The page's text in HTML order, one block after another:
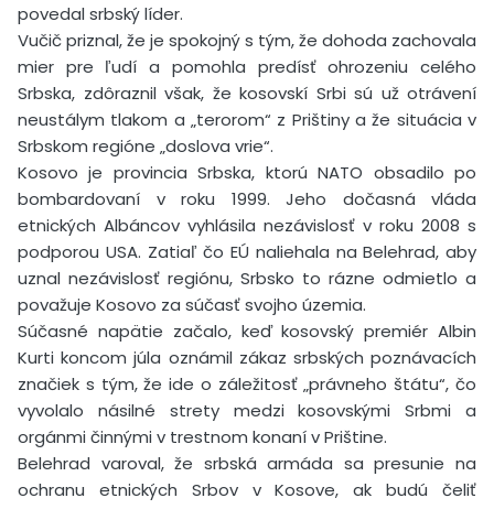
povedal srbský líder.
Vučič priznal, že je spokojný s tým, že dohoda zachovala
mier pre ľudí a pomohla predísť ohrozeniu celého
Srbska, zdôraznil však, že kosovskí Srbi sú už otrávení
neustálym tlakom a „terorom“ z Prištiny a že situácia v
Srbskom regióne „doslova vrie“.
Kosovo je provincia Srbska, ktorú NATO obsadilo po
bombardovaní v roku 1999. Jeho dočasná vláda
etnických Albáncov vyhlásila nezávislosť v roku 2008 s
podporou USA. Zatiaľ čo EÚ naliehala na Belehrad, aby
uznal nezávislosť regiónu, Srbsko to rázne odmietlo a
považuje Kosovo za súčasť svojho územia.
Súčasné napätie začalo, keď kosovský premiér Albin
Kurti koncom júla oznámil zákaz srbských poznávacích
značiek s tým, že ide o záležitosť „právneho štátu“, čo
vyvolalo násilné strety medzi kosovskými Srbmi a
orgánmi činnými v trestnom konaní v Prištine.
Belehrad varoval, že srbská armáda sa presunie na
ochranu etnických Srbov v Kosove, ak budú čeliť